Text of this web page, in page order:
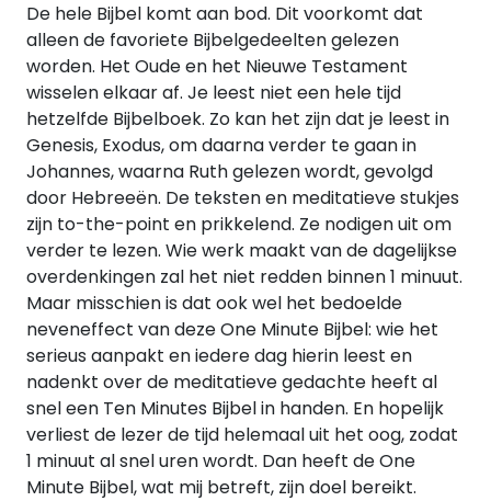
De hele Bijbel komt aan bod. Dit voorkomt dat
alleen de favoriete Bijbelgedeelten gelezen
worden. Het Oude en het Nieuwe Testament
wisselen elkaar af. Je leest niet een hele tijd
hetzelfde Bijbelboek. Zo kan het zijn dat je leest in
Genesis, Exodus, om daarna verder te gaan in
Johannes, waarna Ruth gelezen wordt, gevolgd
door Hebreeën. De teksten en meditatieve stukjes
zijn to-the-point en prikkelend. Ze nodigen uit om
verder te lezen. Wie werk maakt van de dagelijkse
overdenkingen zal het niet redden binnen 1 minuut.
Maar misschien is dat ook wel het bedoelde
neveneffect van deze One Minute Bijbel: wie het
serieus aanpakt en iedere dag hierin leest en
nadenkt over de meditatieve gedachte heeft al
snel een Ten Minutes Bijbel in handen. En hopelijk
verliest de lezer de tijd helemaal uit het oog, zodat
1 minuut al snel uren wordt. Dan heeft de One
Minute Bijbel, wat mij betreft, zijn doel bereikt.